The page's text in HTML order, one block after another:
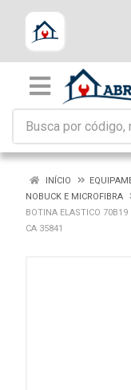
INÍCIO
NOBUCK E MICROFIBRA
BOTINA ELASTICO
CA 35841